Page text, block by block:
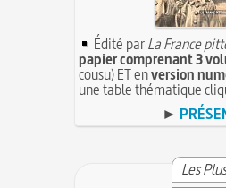
Édité parLa France
papier comprenant 3
cousu) ET enversion
une table thématique
►
Les Plus